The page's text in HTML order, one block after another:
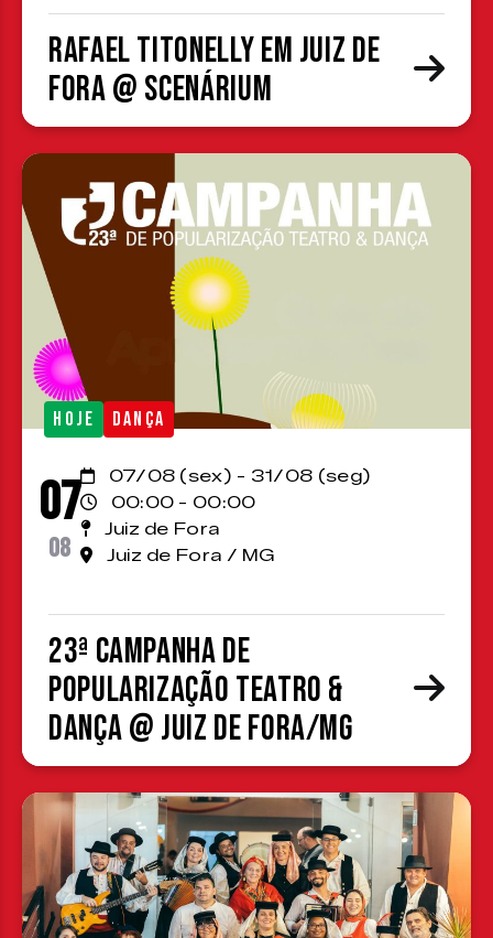
Rafael Titonelly em Juiz de
Fora @ Scenárium
HOJE DANÇA
07
08
07/08 (sex) - 31/08 (seg)
00:00 - 00:00
Juiz de Fora
Juiz de Fora / MG
23ª Campanha de
Popularização Teatro &
Dança @ Juiz de Fora/MG